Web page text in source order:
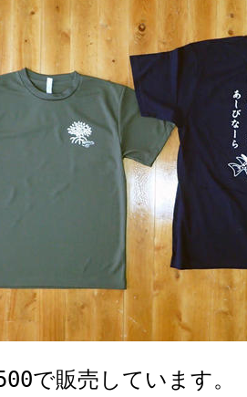
で販売しています。